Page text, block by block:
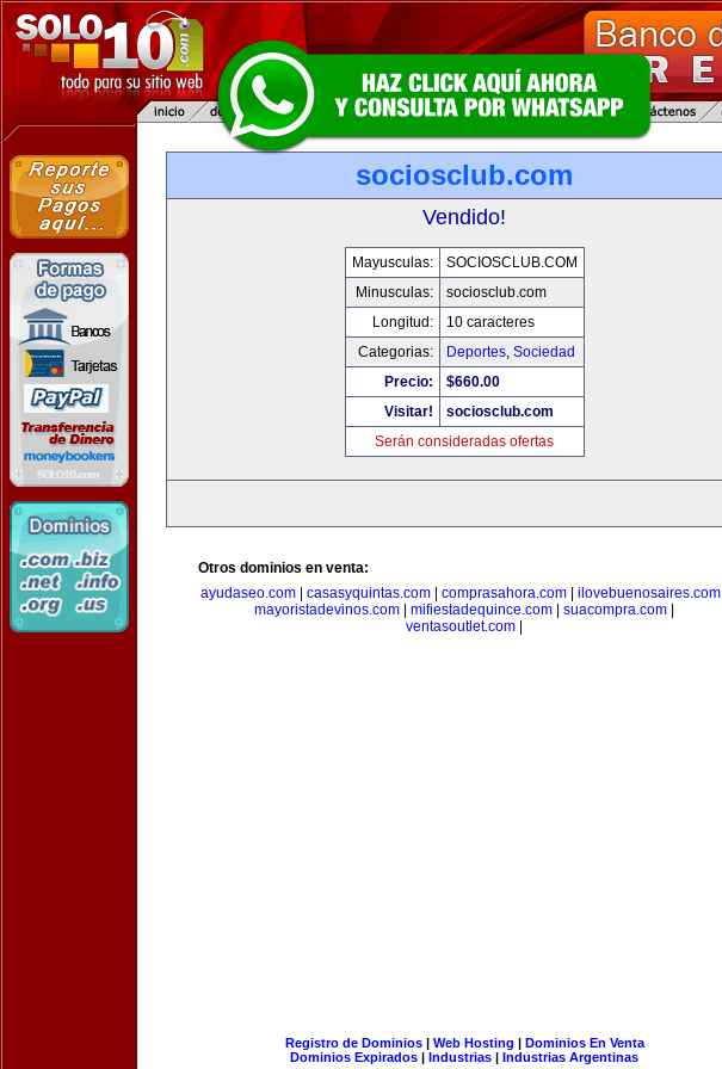
sociosclub.com
Vendido!
Mayusculas:
SOCIOSCLUB.COM
Minusculas:
sociosclub.com
Longitud:
10 caracteres
Categorias:
Deportes, Sociedad
Precio:
$660.00
Visitar!
sociosclub.com
Serán consideradas ofertas
Otros dominios en venta:
ayudaseo.com
casasyquintas.com comprasahora.com ilovebuenosaires.com
mayoristadevinos.com
mifiestadequince.com suacompra.com
ventasoutlet.com
Registro de Dominios| Web Hosting | Dominios En Venta
Dominios Expirados | Industrias | Industrias Argentinas